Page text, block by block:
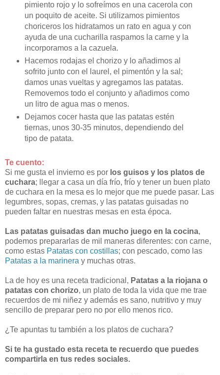
pimiento rojo y lo sofreímos en una cacerola con
un poquito de aceite. Si utilizamos pimientos
choriceros los hidratamos un rato en agua y con
ayuda de una cucharilla raspamos la carne y la
incorporamos a la cazuela.
Hacemos rodajas el chorizo y lo añadimos al
sofrito junto con el laurel, el pimentón y la sal;
damos unas vueltas y agregamos las patatas.
Removemos todo el conjunto y añadimos como
un litro de agua mas o menos.
Dejamos cocer hasta que las patatas estén
tiernas, unos 30-35 minutos, dependiendo del
tipo de patata.
Te cuento:
Si me gusta el invierno es por los guisos y los platos de
cuchara; llegar a casa un día frío, frío y tener un buen plato
de cuchara en la mesa es lo mejor que me puede pasar. Las
legumbres, sopas, cremas, y las patatas guisadas no
pueden faltar en nuestras mesas en esta época.
Las patatas guisadas dan mucho juego en la cocina,
podemos prepararlas de mil maneras diferentes: con carne,
como estas Patatas con costillas; con pescado, como las
Patatas a la marinera y muchas otras.
La de hoy es una receta tradicional, Patatas a la riojana o
patatas con chorizo, un plato de toda la vida que me trae
recuerdos de mi niñez y además es sano, nutritivo y muy
sencillo de preparar pero no por ello menos rico.
¿Te apuntas tu también a los platos de cuchara?
Si te ha gustado esta receta te recuerdo que puedes
compartirla en tus redes sociales.